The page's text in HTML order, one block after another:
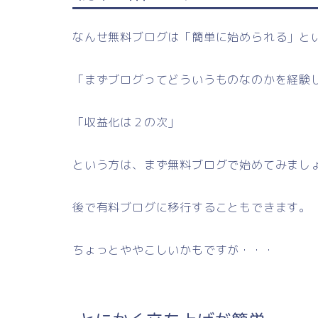
なんせ無料ブログは「簡単に始められる」と
「まずブログってどういうものなのかを経験
「収益化は２の次」
という方は、まず無料ブログで始めてみまし
後で有料ブログに移行することもできます。
ちょっとややこしいかもですが・・・